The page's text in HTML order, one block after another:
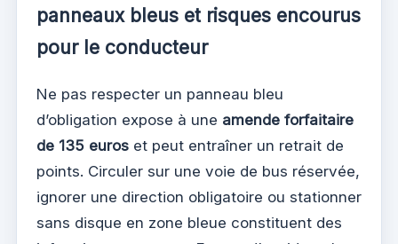
panneaux bleus et risques encourus
pour le conducteur
Ne pas respecter un panneau bleu
d’obligation expose à une amende forfaitaire
de 135 euros et peut entraîner un retrait de
points. Circuler sur une voie de bus réservée,
ignorer une direction obligatoire ou stationner
sans disque en zone bleue constituent des